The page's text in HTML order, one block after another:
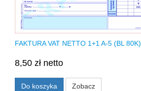
FAKTURA VAT NETTO 1+1 A-5 (BL 80K)
8,50 zł netto
Do koszyka Zobacz